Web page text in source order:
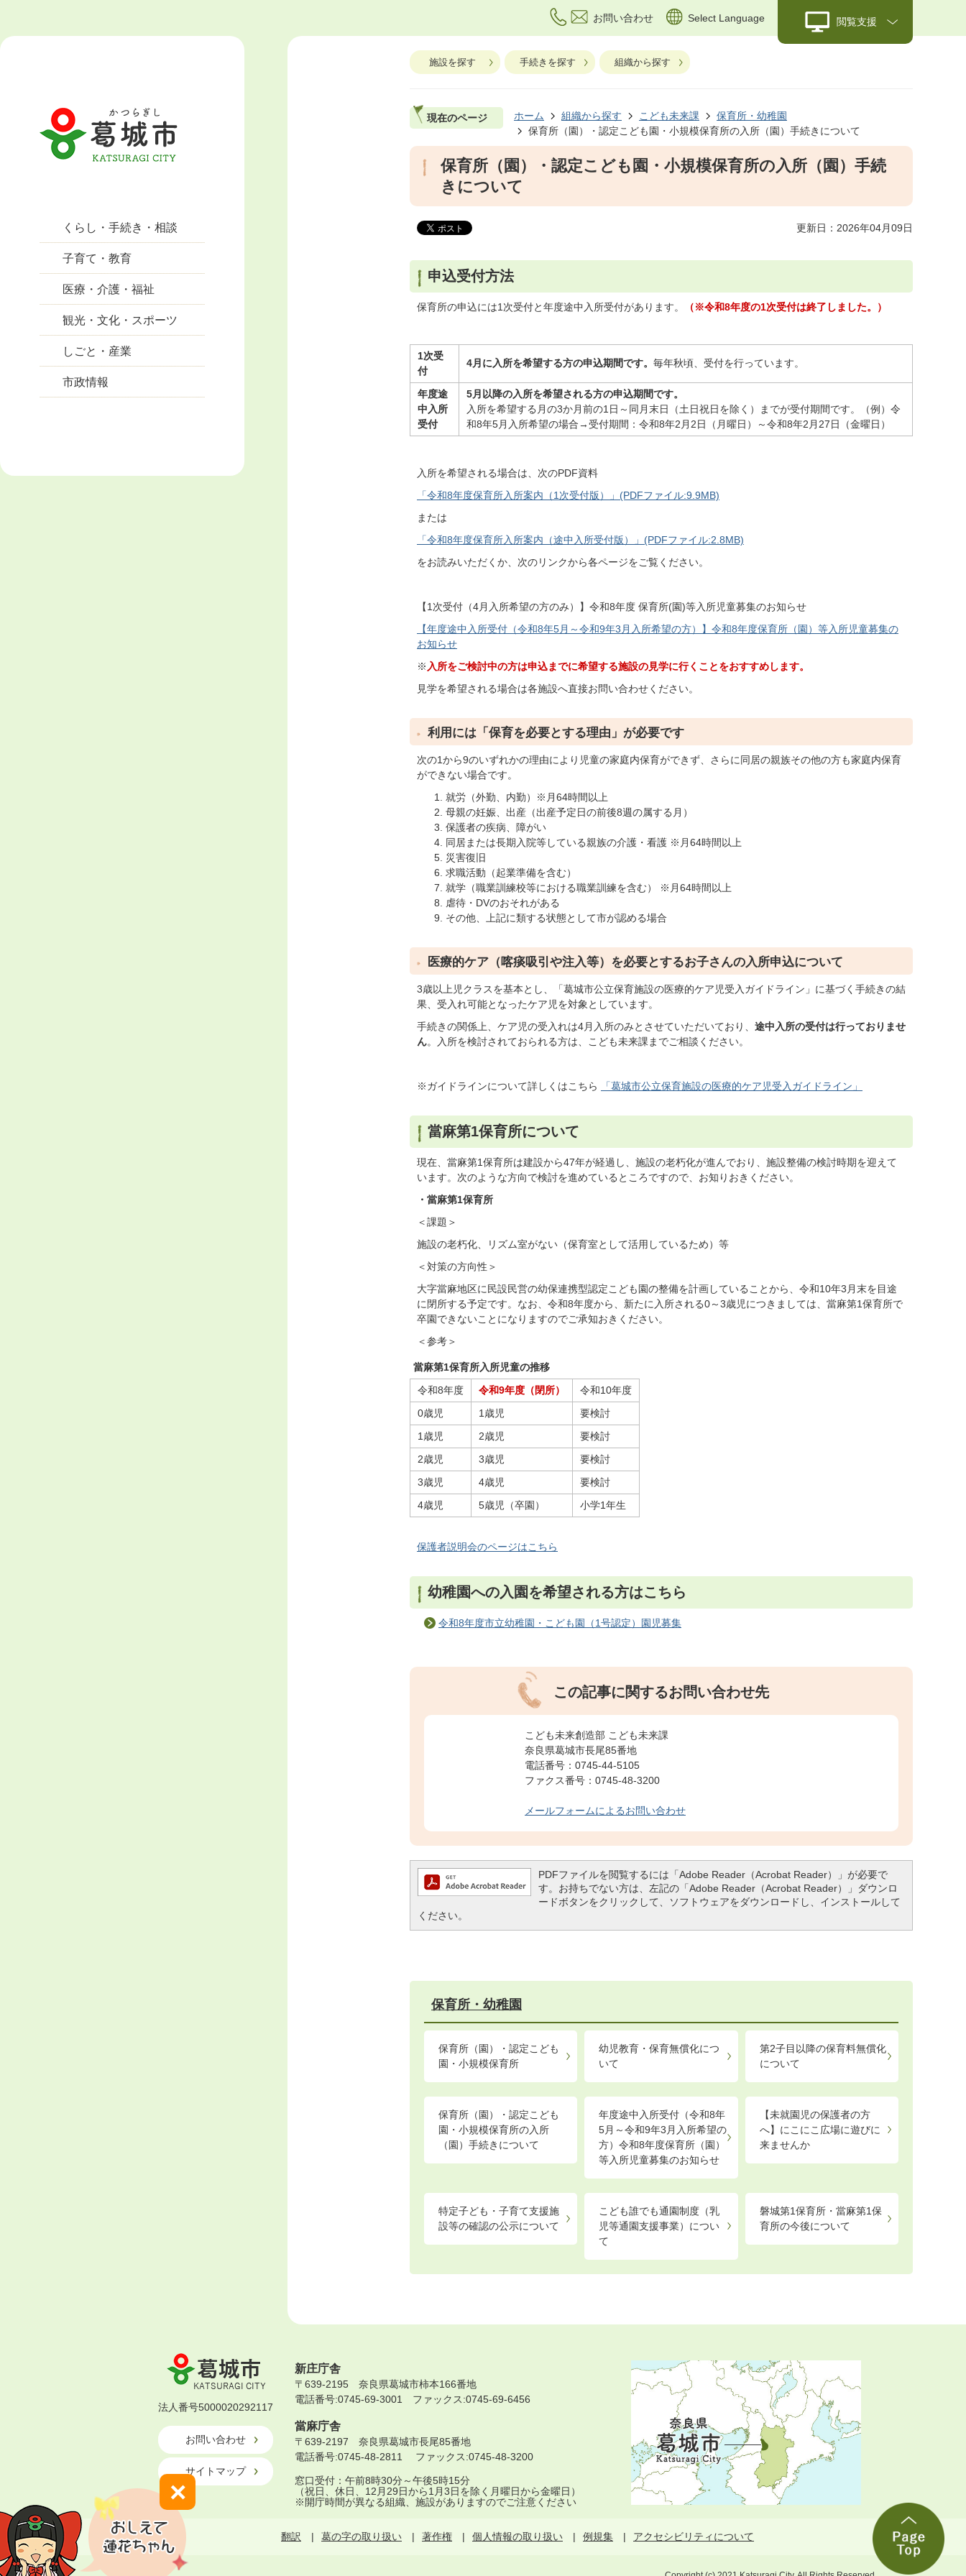
お問い合わせ Select Language 閲覧支援
くらし・手続き・相談
子育て・教育
医療・介護・福祉
観光・文化・スポーツ
しごと・産業
市政情報
施設を探す 手続きを探す 組織から探す
現在のページ ホーム 組織から探す こども未来課
保育所・幼稚園
保育所（園）・認定こども園・小規模保育所の入所（園）手続きについて
保育所（園）・認定こども園・小規模保育所の入所（園）手続
きについて
更新日：2026年04月09日
申込受付方法
保育所の申込には1次受付と年度途中入所受付があります。 （※令和8年度の1次受付は終了しました。）
1次受
付
4月に入所を希望する方の申込期間です。 毎年秋頃、受付を行っています。
年度途
中入所
受付
5月以降の入所を希望される方の申込期間です。
入所を希望する月の3か月前の1日～同月末日（土日祝日を除く）までが受付期間です。（例）令
和8年5月入所希望の場合→受付期間：令和8年2月2日（月曜日）～令和8年2月27日（金曜日）
入所を希望される場合は、次のPDF資料
「令和8年度保育所入所案内（1次受付版）」(PDFファイル:9.9MB)
または
「令和8年度保育所入所案内（途中入所受付版）」(PDFファイル:2.8MB)
をお読みいただくか、次のリンクから各ページをご覧ください。
【1次受付（4月入所希望の方のみ）】令和8年度 保育所(園)等入所児童募集のお知らせ
【年度途中入所受付（令和8年5月～令和9年3月入所希望の方）】令和8年度保育所（園）等入所児童募集の
お知らせ
※ 入所をご検討中の方は申込までに希望する施設の見学に行くことをおすすめします。
見学を希望される場合は各施設へ直接お問い合わせください。
利用には「保育を必要とする理由」が必要です
次の1から9のいずれかの理由により児童の家庭内保育ができず、さらに同居の親族その他の方も家庭内保育
ができない場合です。
就労（外勤、内勤）※月64時間以上
母親の妊娠、出産（出産予定日の前後8週の属する月）
保護者の疾病、障がい
同居または長期入院等している親族の介護・看護 ※月64時間以上
災害復旧
求職活動（起業準備を含む）
就学（職業訓練校等における職業訓練を含む） ※月64時間以上
虐待・DVのおそれがある
その他、上記に類する状態として市が認める場合
医療的ケア（喀痰吸引や注入等）を必要とするお子さんの入所申込について
3歳以上児クラスを基本とし、「葛城市公立保育施設の医療的ケア児受入ガイドライン」に基づく手続きの結
果、受入れ可能となったケア児を対象としています。
手続きの関係上、ケア児の受入れは4月入所のみとさせていただいており、 途中入所の受付は行っておりませ
ん。入所を検討されておられる方は、こども未来課までご相談ください。
※ガイドラインについて詳しくはこちら 「葛城市公立保育施設の医療的ケア児受入ガイドライン」
當麻第1保育所について
現在、當麻第1保育所は建設から47年が経過し、施設の老朽化が進んでおり、施設整備の検討時期を迎えて
います。次のような方向で検討を進めているところですので、お知りおきください。
・當麻第1保育所
＜課題＞
施設の老朽化、リズム室がない（保育室として活用しているため）等
＜対策の方向性＞
大字當麻地区に民設民営の幼保連携型認定こども園の整備を計画していることから、令和10年3月末を目途
に閉所する予定です。なお、令和8年度から、新たに入所される0～3歳児につきましては、當麻第1保育所で
卒園できないことになりますのでご承知おきください。
＜参考＞
當麻第1保育所入所児童の推移
令和8年度
令和9年度（閉所）
令和10年度
0歳児
1歳児
要検討
1歳児
2歳児
要検討
2歳児
3歳児
要検討
3歳児
4歳児
要検討
4歳児
5歳児（卒園） 小学1年生
保護者説明会のページはこちら
幼稚園への入園を希望される方はこちら
令和8年度市立幼稚園・こども園（1号認定）園児募集
この記事に関するお問い合わせ先
こども未来創造部 こども未来課
奈良県葛城市長尾85番地
電話番号：0745-44-5105
ファクス番号：0745-48-3200​​​​​​​
メールフォームによるお問い合わせ
PDFファイルを閲覧するには「Adobe Reader（Acrobat Reader）」が必要で
す。お持ちでない方は、左記の「Adobe Reader（Acrobat Reader）」ダウンロ
ードボタンをクリックして、ソフトウェアをダウンロードし、インストールして
ください。
保育所・幼稚園
保育所（園）・認定こども
園・小規模保育所
幼児教育・保育無償化につ
いて
第2子目以降の保育料無償化
について
保育所（園）・認定こども
園・小規模保育所の入所
（園）手続きについて
年度途中入所受付（令和8年
5月～令和9年3月入所希望の
方）令和8年度保育所（園）
等入所児童募集のお知らせ
【未就園児の保護者の方
へ】にこにこ広場に遊びに
来ませんか
特定子ども・子育て支援施
設等の確認の公示について
こども誰でも通園制度（乳
児等通園支援事業）につい
て
磐城第1保育所・當麻第1保
育所の今後について
葛
城
市
KATSURAGI
CITY
法人番号5000020292117
お問い合わせ
サイトマップ
新庄庁舎
〒639-2195 奈良県葛城市柿本166番地
電話番号:0745-69-3001 ファックス:0745-69-6456
當麻庁舎
〒639-2197 奈良県葛城市長尾85番地
電話番号:0745-48-2811 ファックス:0745-48-3200
窓口受付：午前8時30分～午後5時15分
（祝日、休日、12月29日から1月3日を除く月曜日から金曜日）
※開庁時間が異なる組織、施設がありますのでご注意ください
翻訳 葛の字の取り扱い 著作権 個人情報の取り扱い 例規集 アクセシビリティについて
×